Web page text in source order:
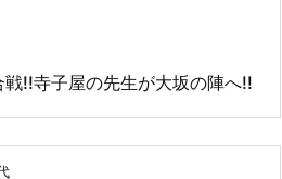
!!寺子屋の先生が大坂の陣へ!!